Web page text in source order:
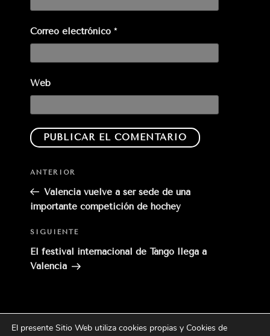
Correo electrónico *
Web
Entrada
anterior:
ANTERIOR
Valencia vuelve a ser sede de una
importante competición de hochey
Siguiente
entrada
SIGUIENTE
El festival internacional de Tango llega a
Valencia
Buscar
El presente Sitio Web utiliza cookies propias y Cookies de